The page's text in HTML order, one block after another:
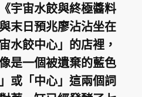
宇宙水餃與終極醬料
末日預兆廖沾沾坐在
水餃中心」的店裡，
是一個被遺棄的藍色
或「中心」這兩個詞